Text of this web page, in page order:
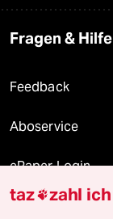
Fragen & Hilfe
Feedback
Aboservice
ePaper Login
Downloads für
taz zahl ich